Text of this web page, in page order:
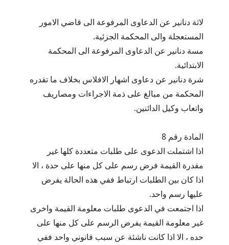
لاثة دنانير عن الدعاوى المرفوعة الى قاضي الامور
المستعجلة والى المحكمة الجزئية.
مسة دنانير عن الدعاوى المرفوعة الى المحكمة
الابتدائية.
شرة دنانير عن دعاوى اشهار الافلاس بخلاف ما تقدره
المحكمة من مبالغ على ذمة الاجراءات ومصاريف
واتعاب وكيل الدائنين.
المادة رقم 8
اذا اشتملت الدعوى على طلبات متعددة كلها غير
مقدرة القيمة فرض رسم على كل منها على حدة ، الا
اذا كان بين الطلبات ارتباط ففي هذه الحالة يفرض
عليها رسم واحد.
اذا اجتمعت في الدعوى طلبات معلومة القيمة واخرى
غير معلومة القيمة يفرض الرسم على كل منها على
حده ، الا اذا كانت ناشئة عن سبب قانوني واحد ففي